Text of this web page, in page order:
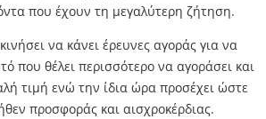
που έχουν τη μεγαλύτερη ζήτηση.
να κάνει έρευνες αγοράς για να
που θέλει περισσότερο να αγοράσει και
τιμή ενώ την ίδια ώρα προσέχει ώστε
προσφοράς και αισχροκέρδιας.